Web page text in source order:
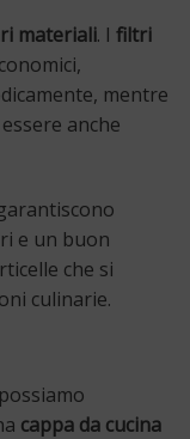
materiali. I filtri
mentre
anche
e un buon
che si
culinarie.
cappa da cucina